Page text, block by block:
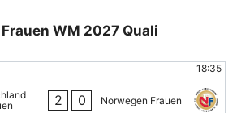
WM 2027 Quali
18:35
2 0 Norwegen Frauen